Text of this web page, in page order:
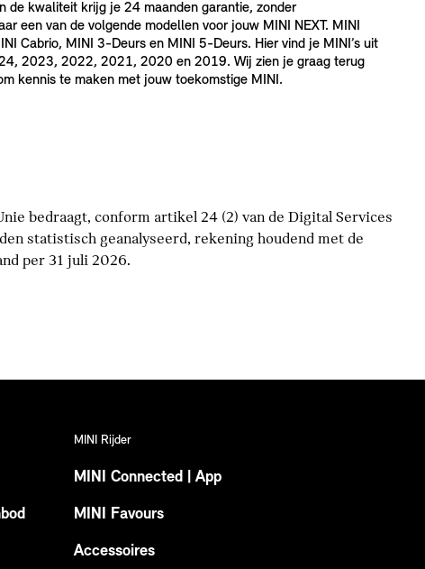
de kwaliteit krijg je 24 maanden garantie, zonder
een van de volgende modellen voor jouw MINI NEXT. MINI
Cabrio, MINI 3-Deurs en MINI 5-Deurs. Hier vind je MINI’s uit
2023, 2022, 2021, 2020 en 2019. Wij zien je graag terug
kennis te maken met jouw toekomstige MINI.
bedraagt, conform artikel 24 (2) van de Digital Services
statistisch geanalyseerd, rekening houdend met de
per 31 juli 2026.
MINI Rijder
MINI Connected | App
MINI Favours
Accessoires